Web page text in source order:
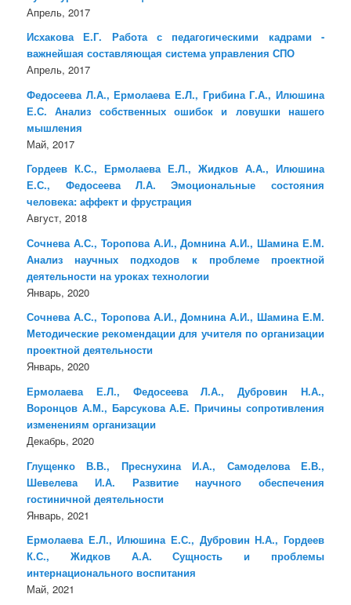
Апрель, 2017
Исхакова Е.Г. Работа с педагогическими кадрами -
важнейшая составляющая система управления СПО
Апрель, 2017
Федосеева Л.А., Ермолаева Е.Л., Грибина Г.А., Илюшина
Е.С. Анализ собственных ошибок и ловушки нашего
мышления
Май, 2017
Гордеев К.С., Ермолаева Е.Л., Жидков А.А., Илюшина
Е.С., Федосеева Л.А. Эмоциональные состояния
человека: аффект и фрустрация
Август, 2018
Сочнева А.С., Торопова А.И., Домнина А.И., Шамина Е.М.
Анализ научных подходов к проблеме проектной
деятельности на уроках технологии
Январь, 2020
Сочнева А.С., Торопова А.И., Домнина А.И., Шамина Е.М.
Методические рекомендации для учителя по организации
проектной деятельности
Январь, 2020
Ермолаева Е.Л., Федосеева Л.А., Дубровин Н.А.,
Воронцов А.М., Барсукова А.Е. Причины сопротивления
изменениям организации
Декабрь, 2020
Глущенко В.В., Преснухина И.А., Самоделова Е.В.,
Шевелева И.А. Развитие научного обеспечения
гостиничной деятельности
Январь, 2021
Ермолаева Е.Л., Илюшина Е.С., Дубровин Н.А., Гордеев
К.С., Жидков А.А. Сущность и проблемы
интернационального воспитания
Май, 2021